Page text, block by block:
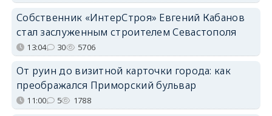
Собственник «ИнтерСтроя» Евгений Кабанов
стал заслуженным строителем Севастополя
13:04 30 5706
От руин до визитной карточки города: как
преображался Приморский бульвар
11:00 5 1788